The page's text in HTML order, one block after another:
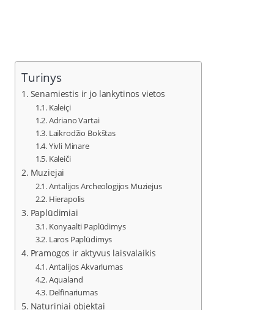
Turinys
Senamiestis ir jo lankytinos vietos
Kaleiçi
Adriano Vartai
Laikrodžio Bokštas
Yivli Minare
Kaleiči
Muziejai
Antalijos Archeologijos Muziejus
Hierapolis
Paplūdimiai
Konyaalti Paplūdimys
Laros Paplūdimys
Pramogos ir aktyvus laisvalaikis
Antalijos Akvariumas
Aqualand
Delfinariumas
Naturiniai objektai